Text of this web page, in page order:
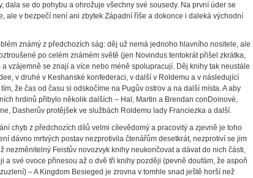
se do pohybu a ohrožuje všechny své sousedy. Na první úder se
ale v bezpečí není ani zbytek Západní říše a dokonce i daleká východní
známý z předchozích ság: děj už nemá jednoho hlavního nositele, ale
po celém známém světě (jen Novindus tentokrát přišel zkrátka,
vzájemně se znají a více nebo méně spolupracují. Děj knihy tak neustále
v druhé v Keshanské konfederaci, v další v Roldemu a v následující
že čas od času si odskočíme na Pugův ostrov a na další místa. A aby
hrdinů přibylo několik dalších – Hal, Martin a Brendan conDoinové,
Dasherův protějšek ve službách Roldemu lady Franciezka a další.
chyb z předchozích dílů velmi cílevědomý a pracovitý a zjevně je toho
dávno mrtvých postav nezprotivila čtenářům desetkrát, nezprotiví se jim
Feistův novozvyk knihy neukončovat a dávat do nich části,
a své ovoce přinesou až o dvě tři knihy později (pevně doufám, že aspoň
– A Kingdom Besieged je zrovna v tomhle snad ještě horší než